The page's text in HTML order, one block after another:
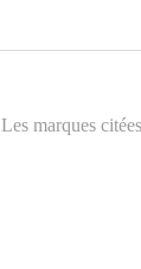
Les marques